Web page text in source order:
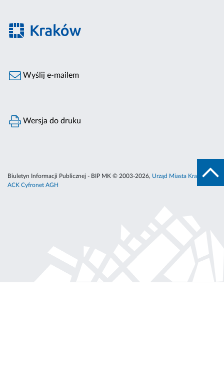
Wyślij e-mailem
Wersja do druku
Biuletyn Informacji Publicznej - BIP MK © 2003-2026, Urząd Miasta Krakowa
ACK Cyfronet AGH